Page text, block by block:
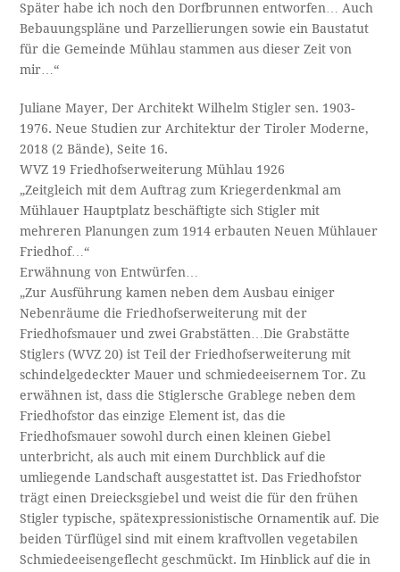
Später habe ich noch den Dorfbrunnen entworfen… Auch
Bebauungspläne und Parzellierungen sowie ein Baustatut
für die Gemeinde Mühlau stammen aus dieser Zeit von
mir…“
Juliane Mayer, Der Architekt Wilhelm Stigler sen. 1903-
1976. Neue Studien zur Architektur der Tiroler Moderne,
2018 (2 Bände), Seite 16.
WVZ 19 Friedhofserweiterung Mühlau 1926
„Zeitgleich mit dem Auftrag zum Kriegerdenkmal am
Mühlauer Hauptplatz beschäftigte sich Stigler mit
mehreren Planungen zum 1914 erbauten Neuen Mühlauer
Friedhof…“
Erwähnung von Entwürfen…
„Zur Ausführung kamen neben dem Ausbau einiger
Nebenräume die Friedhofserweiterung mit der
Friedhofsmauer und zwei Grabstätten…Die Grabstätte
Stiglers (WVZ 20) ist Teil der Friedhofserweiterung mit
schindelgedeckter Mauer und schmiedeeisernem Tor. Zu
erwähnen ist, dass die Stiglersche Grablege neben dem
Friedhofstor das einzige Element ist, das die
Friedhofsmauer sowohl durch einen kleinen Giebel
unterbricht, als auch mit einem Durchblick auf die
umliegende Landschaft ausgestattet ist. Das Friedhofstor
trägt einen Dreiecksgiebel und weist die für den frühen
Stigler typische, spätexpressionistische Ornamentik auf. Die
beiden Türflügel sind mit einem kraftvollen vegetabilen
Schmiedeeisengeflecht geschmückt. Im Hinblick auf die in